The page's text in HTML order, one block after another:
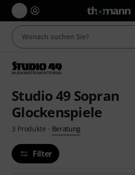
Studio 49 Sopran
Glockenspiele
3 Produkte · Beratung
Filter